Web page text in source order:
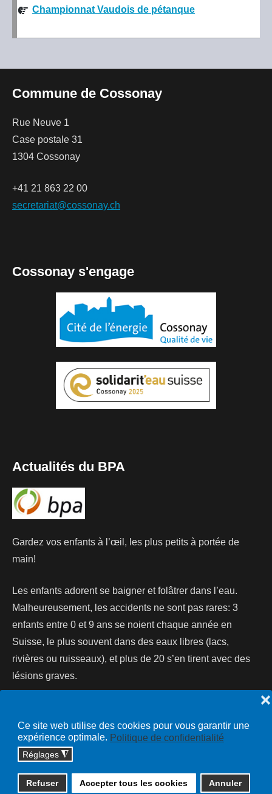
Ce site web utilise des cookies pour vous garantir une
expérience optimale. Politique de confidentialité
Réglages ◮
Refuser Accepter tous les cookies Annuler
❌
Championnat Vaudois de pétanque
Commune de Cossonay
Rue Neuve 1
Case postale 31
1304 Cossonay
+41 21 863 22 00
secretariat@cossonay.ch
Cossonay s'engage
Actualités du BPA
Gardez vos enfants à l’œil, les plus petits à portée de
main!
Les enfants adorent se baigner et folâtrer dans l’eau.
Malheureusement, les accidents ne sont pas rares: 3
enfants entre 0 et 9 ans se noient chaque année en
Suisse, le plus souvent dans des eaux libres (lacs,
rivières ou ruisseaux), et plus de 20 s’en tirent avec des
lésions graves.
Copyright © 2026 cossonay.ch - tous droits réservés | site :
solutions informatiques